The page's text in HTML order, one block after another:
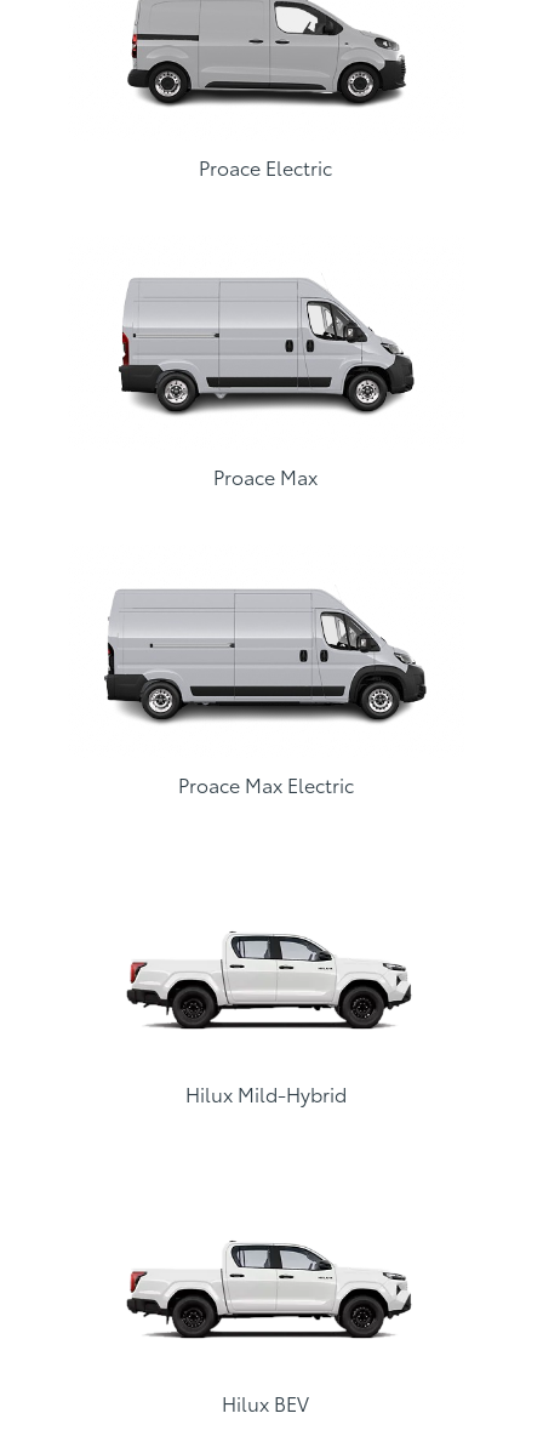
Proace Electric
Proace Max
Proace Max Electric
Hilux Mild-Hybrid
Hilux BEV